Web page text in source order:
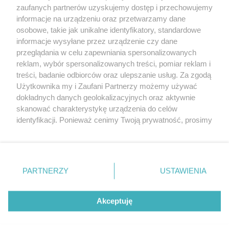
Wrześniowa dogrywka plażowania
POGODA
13℃
Zobacz prognozę na 3 dni
Copyright © 2022 Kurier Szczeciński sp. z o.o.
Wszelkie prawa zastrzeżone
Nota wydawnicza
Nota prawna
Polityka prywatności
Reklama
zaufanych partnerów uzyskujemy dostęp i przechowujemy
informacje na urządzeniu oraz przetwarzamy dane
osobowe, takie jak unikalne identyfikatory, standardowe
informacje wysyłane przez urządzenie czy dane
przeglądania w celu zapewniania spersonalizowanych
reklam, wybór spersonalizowanych treści, pomiar reklam i
treści, badanie odbiorców oraz ulepszanie usług. Za zgodą
Użytkownika my i Zaufani Partnerzy możemy używać
dokładnych danych geolokalizacyjnych oraz aktywnie
skanować charakterystykę urządzenia do celów
identyfikacji. Ponieważ cenimy Twoją prywatność, prosimy
prywatności znajdujący się w lewym dolnym rogu strony
. Niektóre rodzaje przetwarzania danych nie wymagają
takiemu przetwarzaniu. Preferencje będą miały
zastosowania tylko na tej witrynie.
PARTNERZY USTAWIENIA
Akceptuję